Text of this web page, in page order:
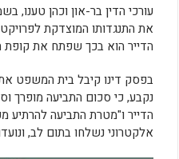
עורכי הדין בר-און וכהן טענו,
את התנגדותו המוצדקת
הדייר הוא בכך שפתח את
בפסק דינו קיבל בית המשפט את
נקבע, כי סכום התביעה מופרך
הדייר ו"מטרת התביעה להרתיע
אלקטרוני נשלחו בתום לב,